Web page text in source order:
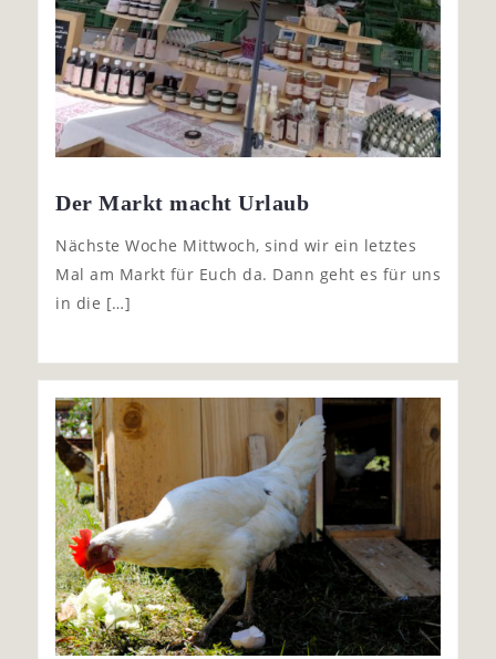
Der Markt macht Urlaub
Nächste Woche Mittwoch, sind wir ein letztes
Mal am Markt für Euch da. Dann geht es für uns
in die […]